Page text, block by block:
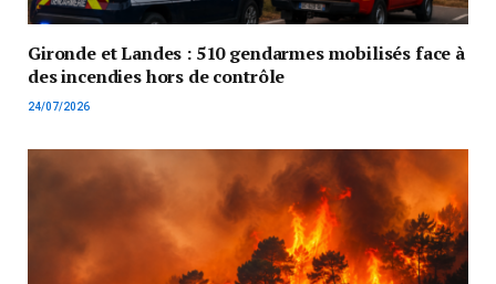
Gironde et Landes : 510 gendarmes mobilisés face à
des incendies hors de contrôle
24/07/2026